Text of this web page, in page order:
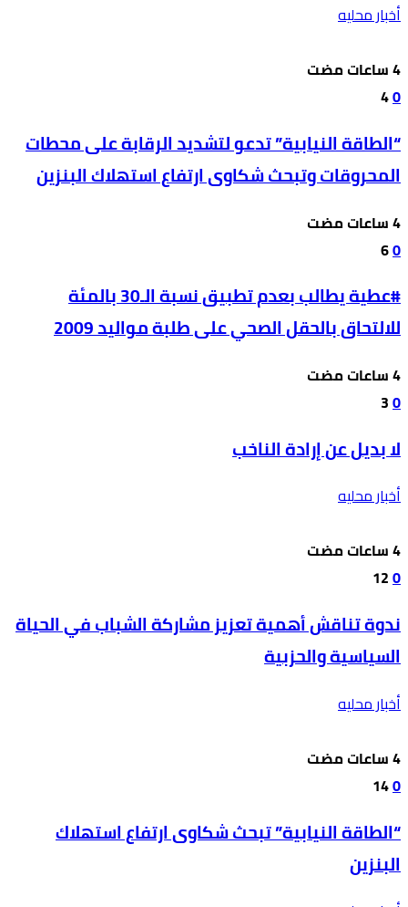
أخبار محليه
0
4
“الطاقة النيابية” تدعو لتشديد الرقابة على محطات
المحروقات وتبحث شكاوى ارتفاع استهلاك البنزين
0
6
#عطية يطالب بعدم تطبيق نسبة الـ30 بالمئة
للالتحاق بالحقل الصحي على طلبة مواليد 2009
0
3
لا بديل عن إرادة الناخب
أخبار محليه
0
12
ندوة تناقش أهمية تعزيز مشاركة الشباب في الحياة
السياسية والحزبية
أخبار محليه
0
14
“الطاقة النيابية” تبحث شكاوى ارتفاع استهلاك
البنزين